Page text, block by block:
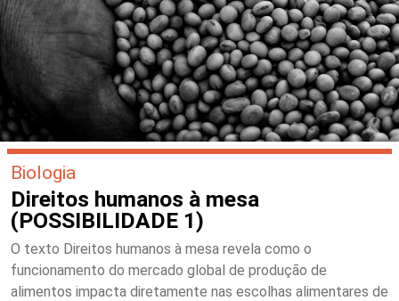
Biologia
Direitos humanos à mesa
(POSSIBILIDADE 1)
O texto Direitos humanos à mesa revela como o
funcionamento do mercado global de produção de
alimentos impacta diretamente nas escolhas alimentares de